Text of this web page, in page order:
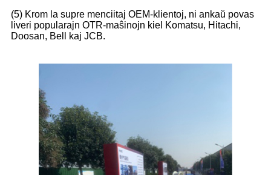
(5) Krom la supre menciitaj OEM-klientoj, ni ankaŭ povas
liveri popularajn OTR-maŝinojn kiel Komatsu, Hitachi,
Doosan, Bell kaj JCB.